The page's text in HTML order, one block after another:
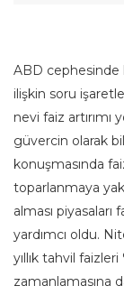
ABD cephesinde
ilişkin soru
nevi faiz artırımı
güvercin olarak
konuşmasında
toparlanmaya
alması
yardımcı oldu.
yıllık tahvil faizleri
zamanlamasına